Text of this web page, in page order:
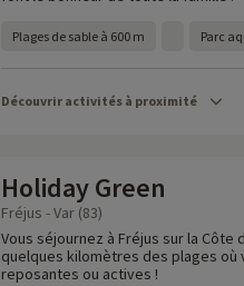
Plages de sable à 600 m Parc
Découvrir activités à proximité
Holiday Green
Fréjus - Var (83)
Vous séjournez à Fréjus sur la Côte
quelques kilomètres des plages où
reposantes ou actives !